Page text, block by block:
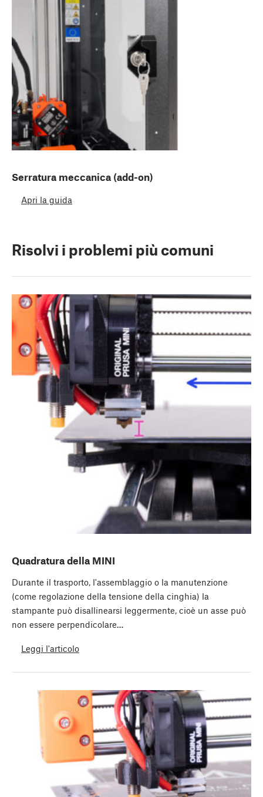
Serratura meccanica (add-on)
Apri la guida
Risolvi i problemi più comuni
Quadratura della MINI
Durante il trasporto, l'assemblaggio o la manutenzione
(come regolazione della tensione della cinghia) la
stampante può disallinearsi leggermente, cioè un asse può
non essere perpendicolare…
Leggi l'articolo